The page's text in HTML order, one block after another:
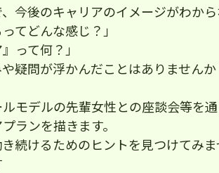
今後のキャリアのイメージがわから
てどんな感じ？」
』って何？」
疑問が浮かんだことはありませんか
モデルの先輩女性との座談会等を
ランを描きます。
続けるためのヒントを見つけてみま